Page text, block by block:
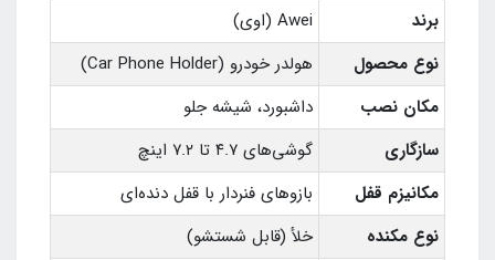
برند
Awei (اوی)
نوع محصول
هولدر خودرو (Car Phone Holder)
مکان نصب
داشبورد، شیشه جلو
سازگاری
گوشی‌های ۴.۷ تا ۷.۲ اینچ
مکانیزم قفل
بازوهای فنردار با قفل دنده‌ای
نوع مکنده
خلأ (قابل شستشو)